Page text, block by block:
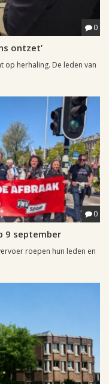
0
ontzet’
op herhaling. De leden van
0
9 september
roepen hun leden en